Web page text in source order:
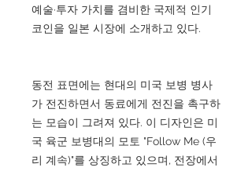
예술·투자 가치를 겸비한 국제적 인기
코인을 일본 시장에 소개하고 있다.
동전 표면에는 현대의 미국 보병 병사
가 전진하면서 동료에게 전진을 촉구하
는 모습이 그려져 있다. 이 디자인은 미
국 육군 보병대의 모토 "Follow Me (우
리 계속)"를 상징하고 있으며, 전장에서